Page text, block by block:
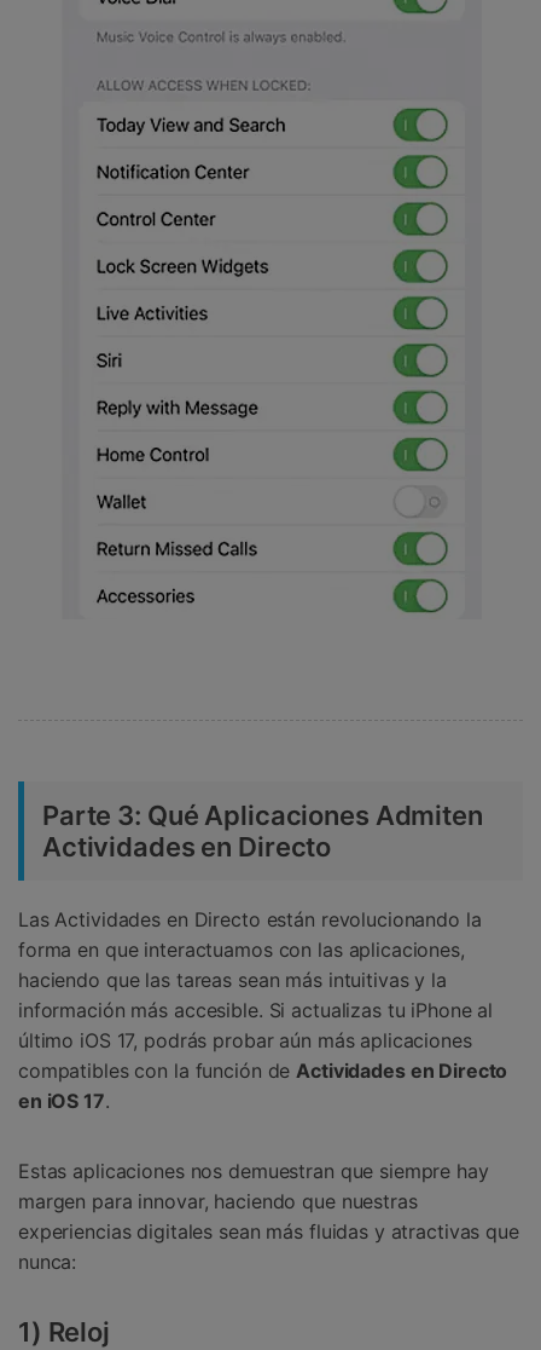
Parte 3: Qué Aplicaciones Admiten
Actividades en Directo
Las Actividades en Directo están revolucionando la
forma en que interactuamos con las aplicaciones,
haciendo que las tareas sean más intuitivas y la
información más accesible. Si actualizas tu iPhone al
último iOS 17, podrás probar aún más aplicaciones
compatibles con la función de Actividades en Directo
en iOS 17.
Estas aplicaciones nos demuestran que siempre hay
margen para innovar, haciendo que nuestras
experiencias digitales sean más fluidas y atractivas que
nunca:
1) Reloj